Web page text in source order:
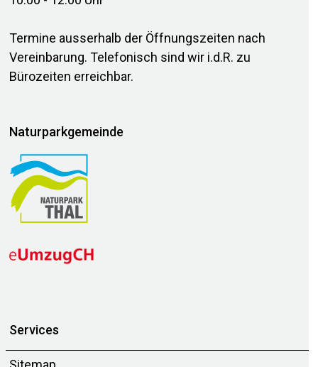
Termine ausserhalb der Öffnungszeiten nach
Vereinbarung. Telefonisch sind wir i.d.R. zu
Bürozeiten erreichbar.
Naturparkgemeinde
Services